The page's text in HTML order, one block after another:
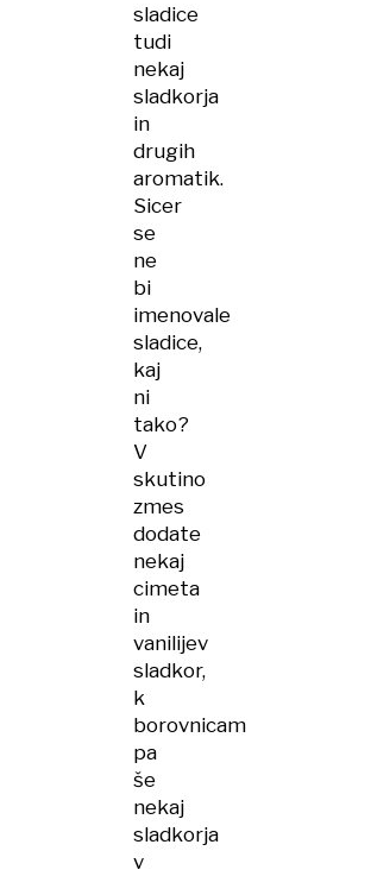
sladice
tudi
nekaj
sladkorja
in
drugih
aromatik.
Sicer
se
ne
bi
imenovale
sladice,
kaj
ni
tako?
V
skutino
zmes
dodate
nekaj
cimeta
in
vanilijev
sladkor,
k
borovnicam
pa
še
nekaj
sladkorja
v